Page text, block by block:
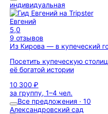
индивидуальная
Евгений
5,0
9 отзывов
Из Кирова — в купеческий
Посетить купеческую
её богатой истории
10 300 ₽
за группу, 1–4 чел.
Все предложения · 10
Александровский сад